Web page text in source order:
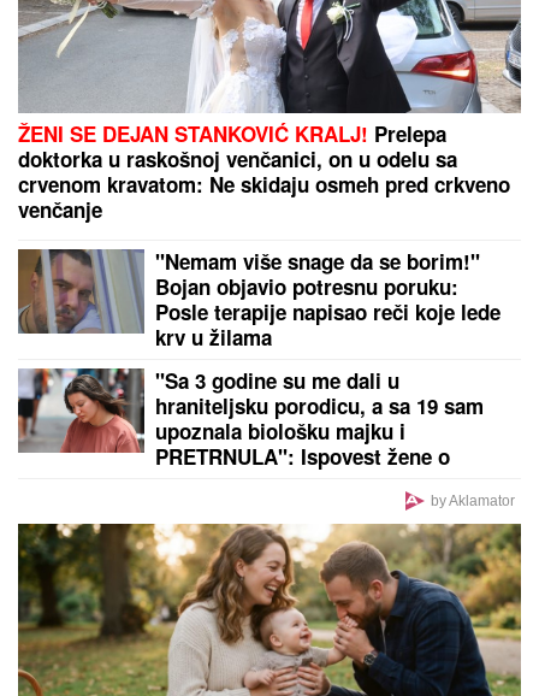
ŽENI SE DEJAN STANKOVIĆ KRALJ! Prelepa
doktorka u raskošnoj venčanici, on u odelu sa
crvenom kravatom: Ne skidaju osmeh pred crkveno
venčanje
"Nemam više snage da se borim!"
Bojan objavio potresnu poruku:
Posle terapije napisao reči koje lede
krv u žilama
"Sa 3 godine su me dali u
hraniteljsku porodicu, a sa 19 sam
upoznala biološku majku i
PRETRNULA": Ispovest žene o
by Aklamator